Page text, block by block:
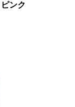
ンク